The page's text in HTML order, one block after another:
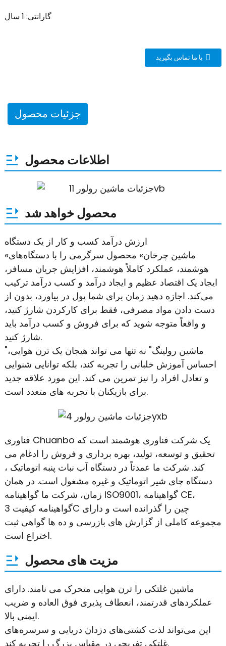
گارانتی: 1 سال
با ما تماس بگیرید
جزئیات محصول
اطلاعات محصول
محصول خواهد شد
ارزش درآمد کسب و کار از یک دستگاه
«ماشین چرخان» محصول سرگرمی را با دستگاه‌های
هوشمند، عملکرد کاملاً هوشمند، افزایش جریان مسافر،
ایجاد یک اقتصاد عظیم و ایجاد درآمد و کسب درآمد ترکیب
می‌کند. اجازه دهید زمان برای شما پول در بیاورد، بدون از
دست دادن مواد مصرفی، فقط برای کارکردن شارژ کنید،
و واقعاً متوجه شوید که برای فروش و کسب درآمد باید
شارژ کنید.
"ماشین رولینگ" نه تنها می تواند هیجان یک ترن هوایی،
احساس آموزش خلبانی را تجربه کند، بلکه توانایی شنوایی
و تعادل افراد را نیز تمرین می کند. این مورد علاقه جدید
برای بازیکنان با تجربه های متعدد است.
فناوری Chuanbo یک شرکت فناوری هوشمند است که
تحقیق و توسعه، تولید، بهره برداری و فروش را ادغام می
کند. شرکت ما عمدتاً در دستگاه آب نبات پنبه اتوماتیک ،
دستگاه چای شیر اتوماتیک و غیره مشغول است. در همان
زمان، شرکت ما گواهینامه ISO9001، گواهینامه CE،
گواهینامه کیفیت 3C چین را گذرانده است و دارای
مجموعه کاملی از گزارش های بازرسی و ده ها گواهی ثبت
اختراع است.
مزیت های محصول
ماشین غلتکی را ترن هوایی متحرک می نامند. دارای
عملکردهای قدرتمند، انعطاف پذیری فوق العاده و ضریب
ایمنی بالا.
این می‌تواند لذت کشتی‌های دزدان دریایی و سرسره‌های
غلتکی تفریحی در مقیاس بزرگ را تجربه کند.